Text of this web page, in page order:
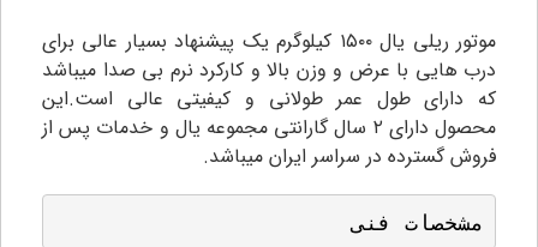
موتور ریلی یال ۱۵۰۰ کیلوگرم یک پیشنهاد بسیار عالی برای
درب هایی با عرض و وزن بالا و کارکرد نرم بی صدا میباشد
که دارای طول عمر طولانی و کیفیتی عالی است.این
محصول دارای ۲ سال گارانتی مجموعه یال و خدمات پس از
فروش گسترده در سراسر ایران میباشد.
مشخصات فنی